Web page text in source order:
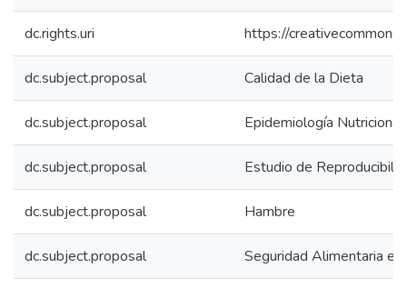
dc.rights.uri https://
dc.subject.proposal Calidad de la Dieta
dc.subject.proposal Epidemiología Nutricional
dc.subject.proposal Estudio de
dc.subject.proposal Hambre
dc.subject.proposal Seguridad Alimentaria